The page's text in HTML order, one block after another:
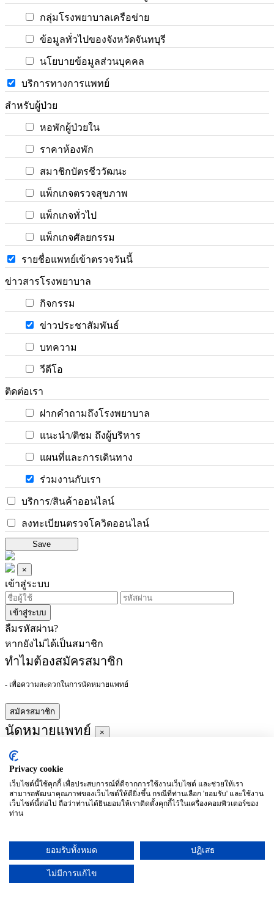
กลุ่มโรงพยาบาลเครือข่าย
ข้อมูลทั่วไปของจังหวัดจันทบุรี
นโยบายข้อมูลส่วนบุคคล
บริการทางการแพทย์
สำหรับผู้ป่วย
หอพักผู้ป่วยใน
ราคาห้องพัก
สมาชิกบัตรชีววัฒนะ
แพ็กเกจตรวจสุขภาพ
แพ็กเกจทั่วไป
แพ็กเกจศัลยกรรม
รายชื่อแพทย์เข้าตรวจวันนี้
ข่าวสารโรงพยาบาล
กิจกรรม
ข่าวประชาสัมพันธ์
บทความ
วีดีโอ
ติดต่อเรา
ฝากคำถามถึงโรงพยาบาล
แนะนำ/ติชม ถึงผู้บริหาร
แผนที่และการเดินทาง
ร่วมงานกับเรา
บริการ/สินค้าออนไลน์
ลงทะเบียนตรวจโควิดออนไลน์
Save
×
เข้าสู่ระบบ
เข้าสู่ระบบ
ลืมรหัสผ่าน?
หากยังไม่ได้เป็นสมาชิก
ทำไมต้องสมัครสมาชิก
- เพื่อความสะดวกในการนัดหมายแพทย์
สมัครสมาชิก
นัดหมายแพทย์ ×
ผู้ชำนาญการ
ประจำ :
อาทิตย์
จันทร์
(27/09)
อังคาร
(28/09)
พุธ
พฤหัสบดี
ศุกร์
เสาร์
Privacy cookie
เว็บไซต์นี้ใช้คุกกี้ เพื่อประสบการณ์ที่ดีจากการใช้งานเว็บไซต์ และช่วยให้เรา
สามารถพัฒนาคุณภาพของเว็บไซต์ให้ดียิ่งขึ้น กรณีที่ท่านเลือก 'ยอมรับ' และใช้งาน
เว็บไซต์นี้ต่อไป ถือว่าท่านได้ยินยอมให้เราติดตั้งคุกกี้ไว้ในเครื่องคอมพิวเตอร์ของ
ท่าน
ยอมรับทั้งหมด ปฏิเสธ
ไม่มีการแก้ไข